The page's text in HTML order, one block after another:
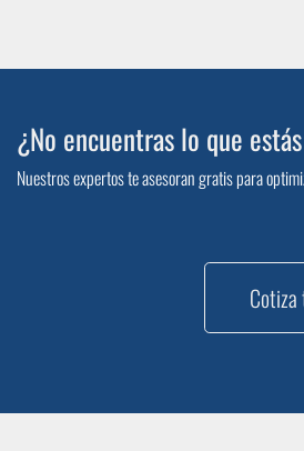
¿No encuentras lo que
Nuestros expertos te asesoran gratis para